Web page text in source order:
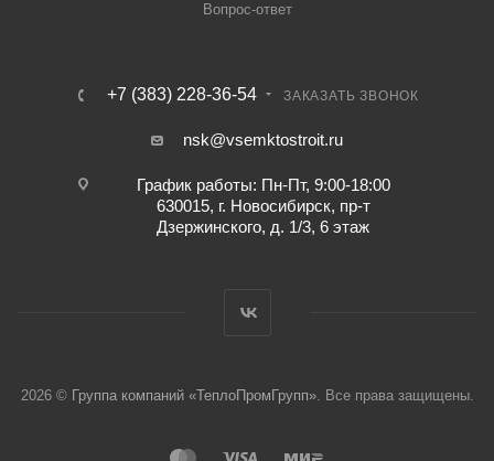
Вопрос-ответ
+7 (383) 228-36-54 ЗАКАЗАТЬ ЗВОНОК
nsk@vsemktostroit.ru
График работы: Пн-Пт, 9:00-18:00
630015, г. Новосибирск, пр-т
Дзержинского, д. 1/3, 6 этаж
2026 © Группа компаний «ТеплоПромГрупп». Все права защищены.